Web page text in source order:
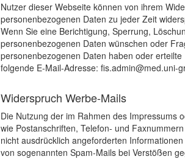
Nutzer dieser Webseite können von ihrem
personenbezogenen Daten zu jeder Zeit
Wenn Sie eine Berichtigung, Sperrung,
personenbezogenen Daten wünschen oder
personenbezogenen Daten haben oder
folgende E-Mail-Adresse: fis.admin@med.uni-
Widerspruch Werbe-Mails
Die Nutzung der im Rahmen des Impressums
wie Postanschriften, Telefon- und
nicht ausdrücklich angeforderten
von sogenannten Spam-Mails bei Verstößen